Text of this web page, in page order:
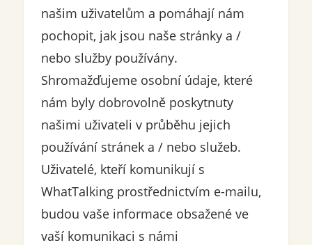
našim uživatelům a pomáhají nám
pochopit, jak jsou naše stránky a /
nebo služby používány.
Shromažďujeme osobní údaje, které
nám byly dobrovolně poskytnuty
našimi uživateli v průběhu jejich
používání stránek a / nebo služeb.
Uživatelé, kteří komunikují s
WhatTalking prostřednictvím e-mailu,
budou vaše informace obsažené ve
vaší komunikaci s námi